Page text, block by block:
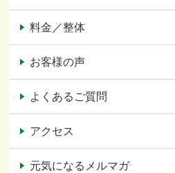
料金／整体
お客様の声
よくあるご質問
アクセス
元気になるメルマガ